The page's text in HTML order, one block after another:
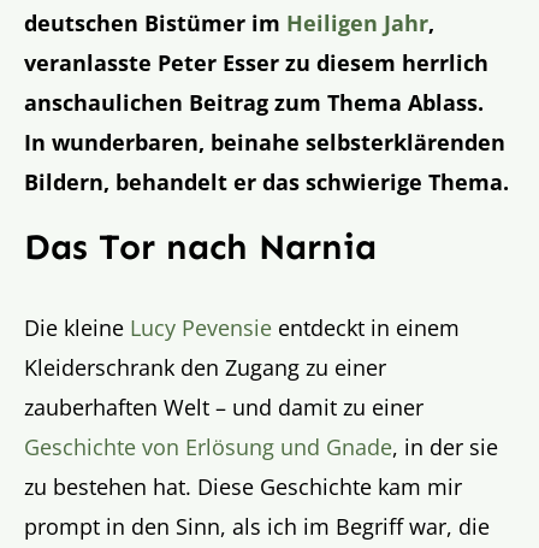
deutschen Bistümer im Heiligen Jahr,
veranlasste Peter Esser zu diesem herrlich
anschaulichen Beitrag zum Thema Ablass.
In wunderbaren, beinahe selbsterklärenden
Bildern, behandelt er das schwierige Thema.
Das Tor nach Narnia
Die kleine Lucy Pevensie entdeckt in einem
Kleiderschrank den Zugang zu einer
zauberhaften Welt – und damit zu einer
Geschichte von Erlösung und Gnade, in der sie
zu bestehen hat. Diese Geschichte kam mir
prompt in den Sinn, als ich im Begriff war, die